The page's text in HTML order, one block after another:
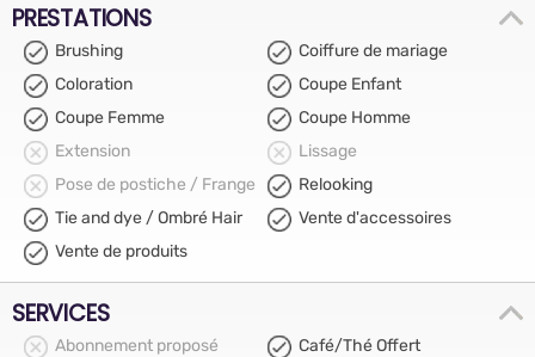
PRESTATIONS
Brushing
Coiffure de mariage
Coloration
Coupe Enfant
Coupe Femme
Coupe Homme
Extension
Lissage
Pose de postiche / Frange
Relooking
Tie and dye / Ombré Hair
Vente d'accessoires
Vente de produits
SERVICES
Abonnement proposé
Café/Thé Offert